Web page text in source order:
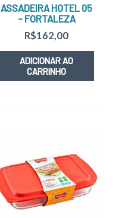
ASSADEIRA HOTEL 05
– FORTALEZA
R$162,00
ADICIONAR AO
CARRINHO